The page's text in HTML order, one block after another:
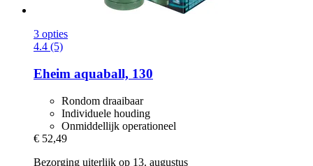
3 opties
4.4 (5)
Eheim aquaball, 130
Rondom draaibaar
Individuele houding
Onmiddellijk operationeel
€ 52,49
Bezorging uiterlijk op 13. augustus